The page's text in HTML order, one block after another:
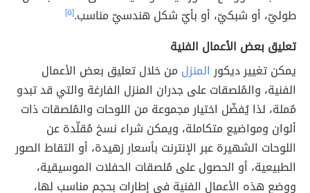
طوليّ، أو شبكيّ، أو بأيّ شكل هندسيّ مناسب.[٥]
تعليق بعض الأعمال الفنية
يمكن تغيير ديكورالمنزل من خلال تعليق بعض الأعمال
الفنية، والمُلصقات على جدران المنزل الفارغة والتي قد تبدو
مُملة، لذا يُفضّل اختيار مجموعة من اللوحات والمُلصقات ذات
ألوان ومواضيع متكاملة، ويمكن شراء نسخ مُقلّدة عن
اللوحات الشهيرة عبر الإنترنت بأسعار زهيدة، أو التقاط الصور
الطبيعية، أو الحصول على مُلصقات الحفلات الموسيقية،
ووضع هذه الأعمال الفنية في إطارات بحجم مناسب لها،